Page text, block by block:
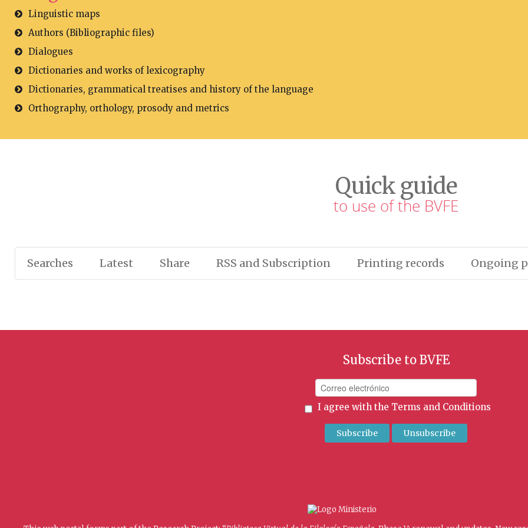
Linguistic maps
Authors (Bibliographic files)
Dialogues
Dictionaries and works of lexicography
Dictionaries, grammatical treatises and history of the language
Orthography, orthology, prosody and metrics
Quick guide
to use of the BVFE
Searches Latest Share RSS and Subscription Printing records Ongoing
Subscribe to BVFE
I agree with the Terms and Conditions